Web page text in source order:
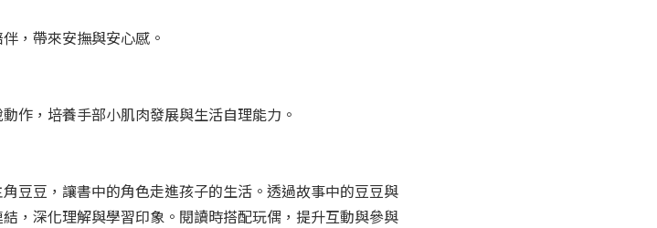
，帶來安撫與安心感。
作，培養手部小肌肉發展與生活自理能力。
豆豆，讓書中的角色走進孩子的生活。透過故事中的豆豆與
，深化理解與學習印象。閱讀時搭配玩偶，提升互動與參與